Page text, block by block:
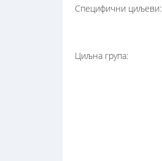
Специфични циљеви:
Циљна група: